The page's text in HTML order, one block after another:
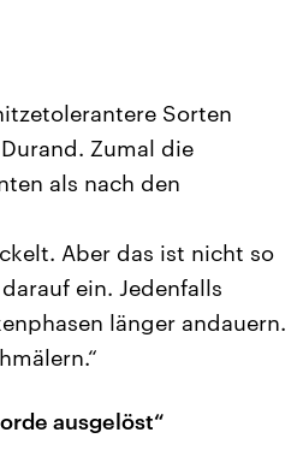
Sorten
Zumal die
als nach den
Aber das ist nicht so
ein. Jedenfalls
länger andauern.
ausgelöst“